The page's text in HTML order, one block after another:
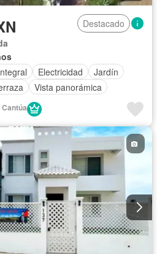
Destacado
Electricidad
Jardín
Vista panorámica